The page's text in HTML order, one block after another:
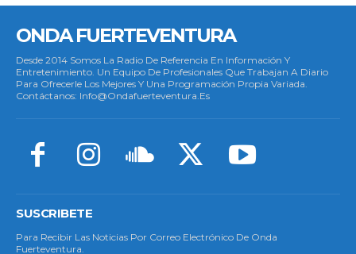
ONDA FUERTEVENTURA
Desde 2014 Somos La Radio De Referencia En Información Y
Entretenimiento. Un Equipo De Profesionales Que Trabajan A Diario
Para Ofrecerle Los Mejores Y Una Programación Propia Variada.
Contáctanos: Info@ondafuerteventura.es
SUSCRIBETE
Para Recibir Las Noticias Por Correo Electrónico De Onda
Fuerteventura.